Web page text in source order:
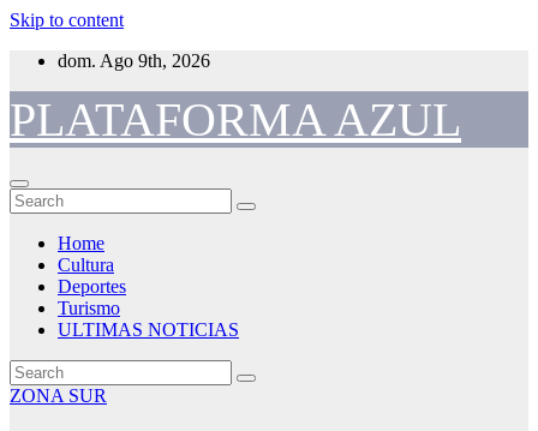
Skip to content
dom. Ago 9th, 2026
PLATAFORMA AZUL
Home
Cultura
Deportes
Turismo
ULTIMAS NOTICIAS
ZONA SUR